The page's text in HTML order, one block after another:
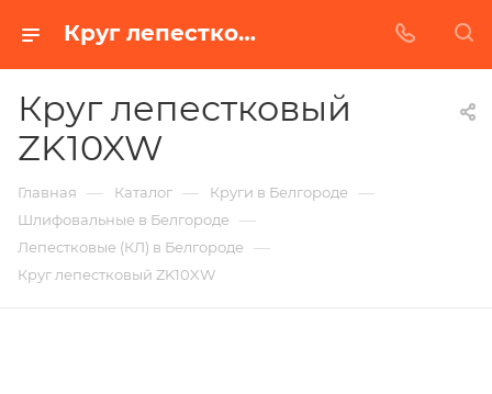
Круг лепестковый ZK10XW в Белгороде | Купить по недорогой цене от Абразивного Завода
Круг лепестковый
ZK10XW
Главная — Каталог — Круги в Белгороде —
Шлифовальные в Белгороде —
Лепестковые (КЛ) в Белгороде —
Круг лепестковый ZK10XW